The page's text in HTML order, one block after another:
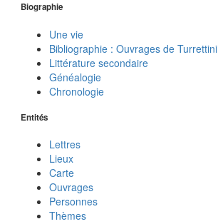
Biographie
Une vie
Bibliographie : Ouvrages de Turrettini
Littérature secondaire
Généalogie
Chronologie
Entités
Lettres
Lieux
Carte
Ouvrages
Personnes
Thèmes